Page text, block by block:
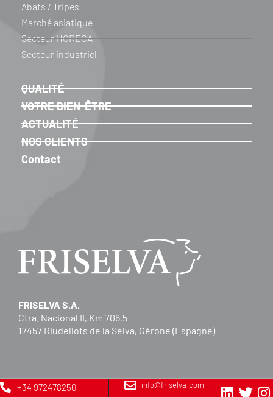
FRISELVA S.A.
Ctra. Nacional II, Km 706,5
17457 Riudellots de la Selva, Gérone (Espagne)
Abats / Tripes
Marché asiatique
Secteur HORECA
Secteur industriel
QUALITÉ
VOTRE BIEN-ÊTRE
ACTUALITÉ
NOS CLIENTS
Contact
+34 972478250 info@friselva.com